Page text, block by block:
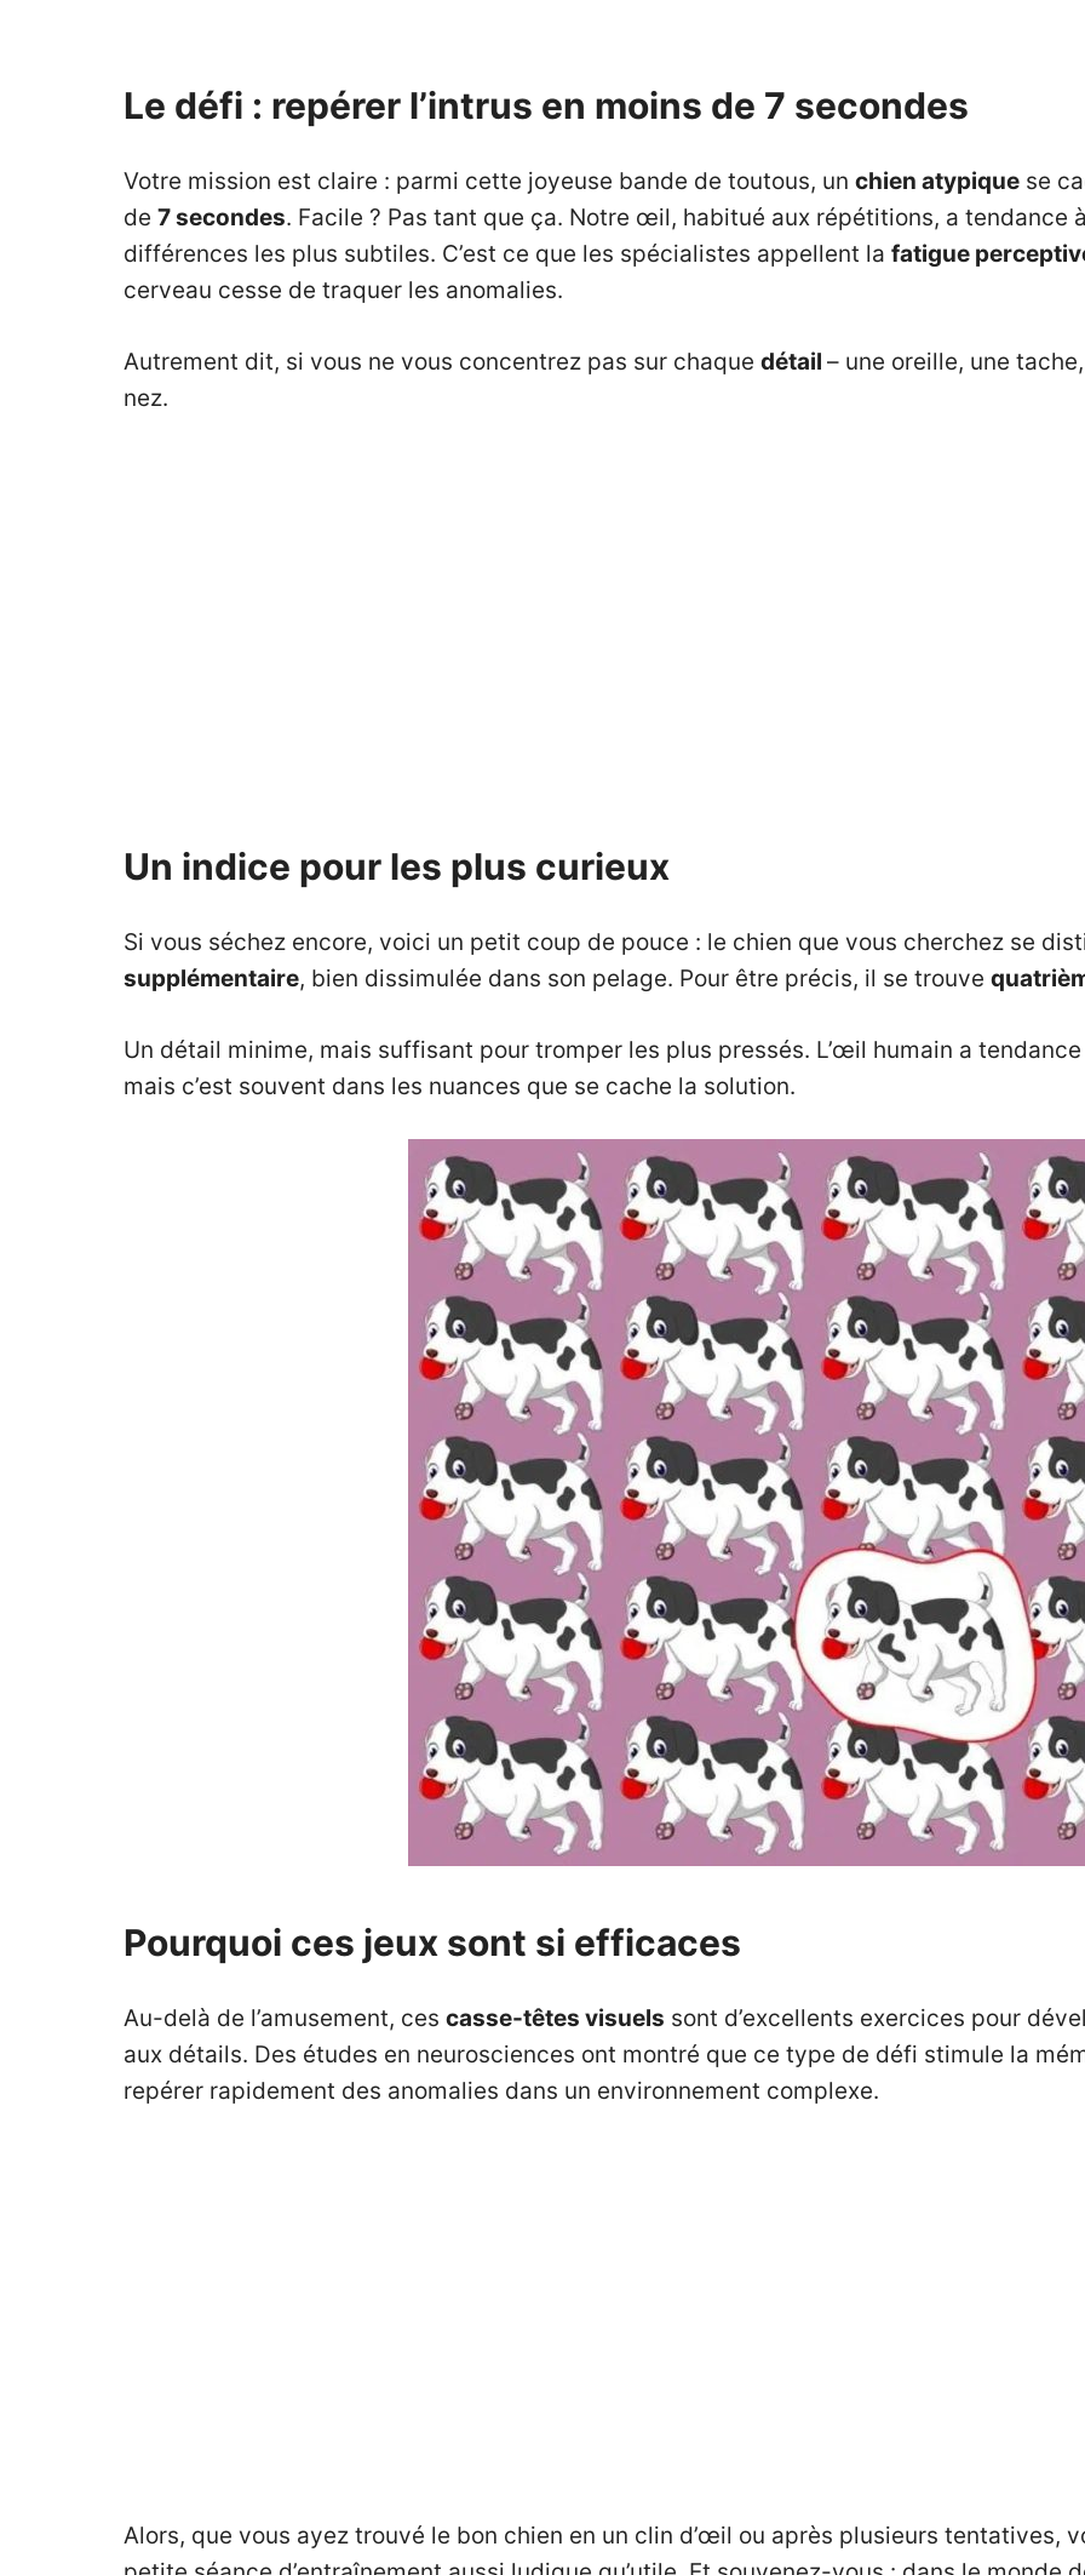
Le défi : repérer l’intrus en moins de 7 secondes
Votre mission est claire : parmi cette joyeuse bande de toutous, un chien atypique se
de 7 secondes. Facile ? Pas tant que ça. Notre œil, habitué aux répétitions, a tendance
différences les plus subtiles. C’est ce que les spécialistes appellent la fatigue
cerveau cesse de traquer les anomalies.
Autrement dit, si vous ne vous concentrez pas sur chaque détail – une oreille, une
nez.
Un indice pour les plus curieux
Si vous séchez encore, voici un petit coup de pouce : le chien que vous cherchez se
supplémentaire, bien dissimulée dans son pelage. Pour être précis, il se trouve
Un détail minime, mais suffisant pour tromper les plus pressés. L’œil humain a
mais c’est souvent dans les nuances que se cache la solution.
Pourquoi ces jeux sont si efficaces
Au-delà de l’amusement, ces casse-têtes visuels sont d’excellents exercices pour
aux détails. Des études en neurosciences ont montré que ce type de défi stimule la
repérer rapidement des anomalies dans un environnement complexe.
Alors, que vous ayez trouvé le bon chien en un clin d’œil ou après plusieurs tentatives,